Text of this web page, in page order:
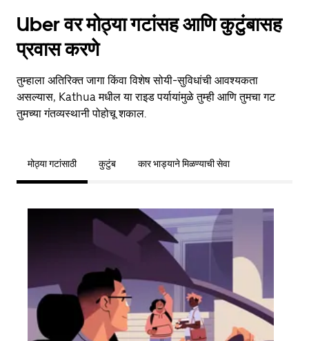
Uber वर मोठ्या गटांसह आणि कुटुंबासह
प्रवास करणे
तुम्हाला अतिरिक्त जागा किंवा विशेष सोयी-सुविधांची आवश्यकता
असल्यास, Kathua मधील या राइड पर्यायांमुळे तुम्ही आणि तुमचा गट
तुमच्या गंतव्यस्थानी पोहोचू शकाल.
मोठ्या गटांसाठी कुटुंब कार भाड्याने मिळण्याची सेवा